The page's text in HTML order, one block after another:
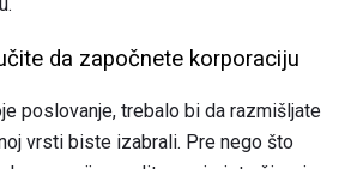
da započnete korporaciju
poslovanje, trebalo bi da razmišljate
vrsti biste izabrali. Pre nego što